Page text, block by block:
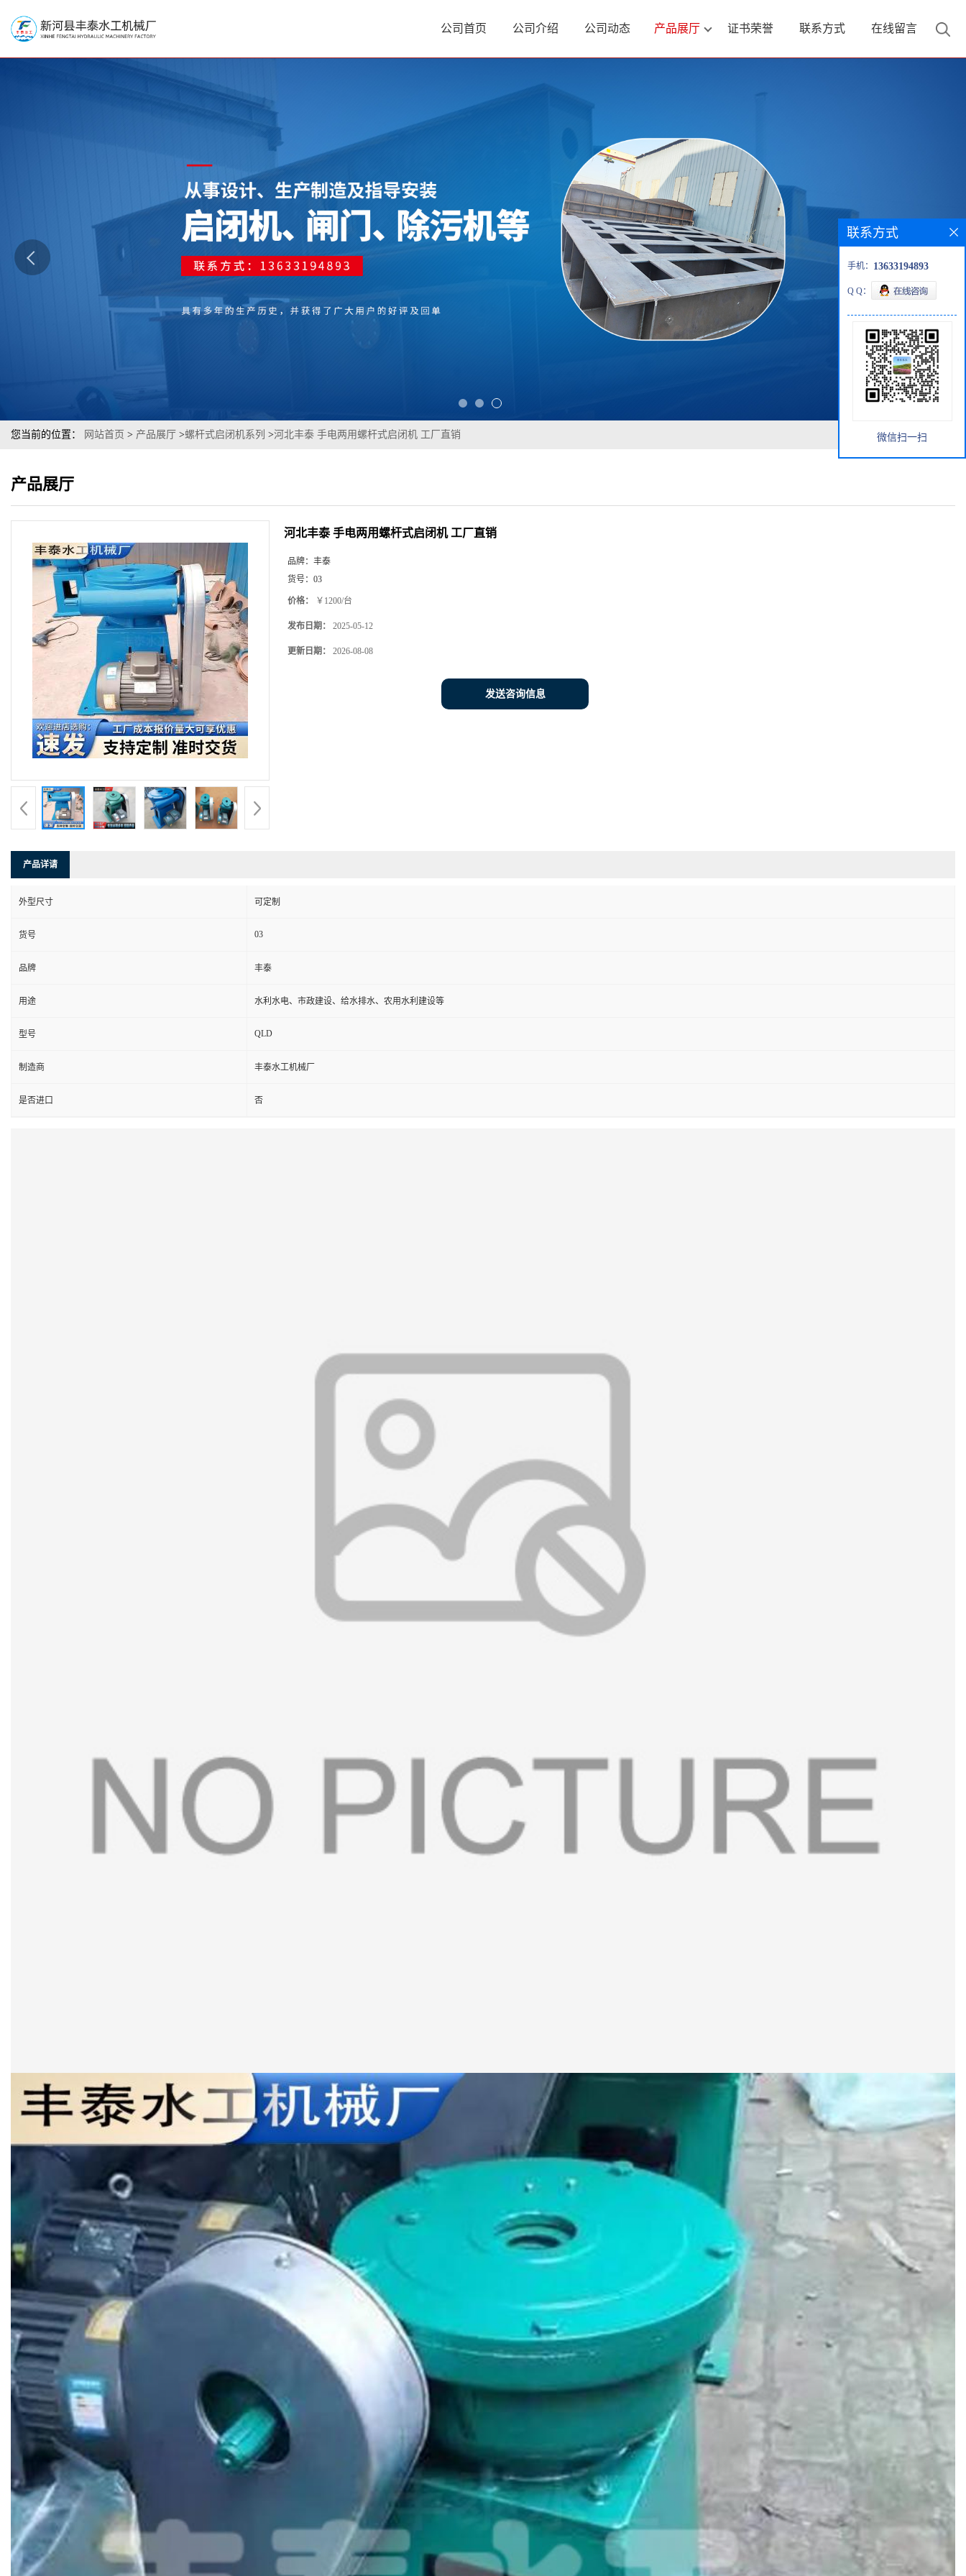
公司首页 公司介绍 公司动态 产品展厅 证书荣誉 联系方式 在线留言
您当前的位置： 网站首页 > 产品展厅 >螺杆式启闭机系列 >河北丰泰 手电两用螺杆式启闭机 工厂直销
产品展厅
河北丰泰 手电两用螺杆式启闭机 工厂直销
品牌： 丰泰
货号： 03
价格： ￥1200/台
发布日期： 2025-05-12
更新日期： 2026-08-08
发送咨询信息
产品详请
外型尺寸 可定制
货号 03
品牌 丰泰
用途 水利水电、市政建设、给水排水、农用水利建设等
型号 QLD
制造商 丰泰水工机械厂
是否进口 否
联系方式
手机： 13633194893
Q Q：
微信扫一扫